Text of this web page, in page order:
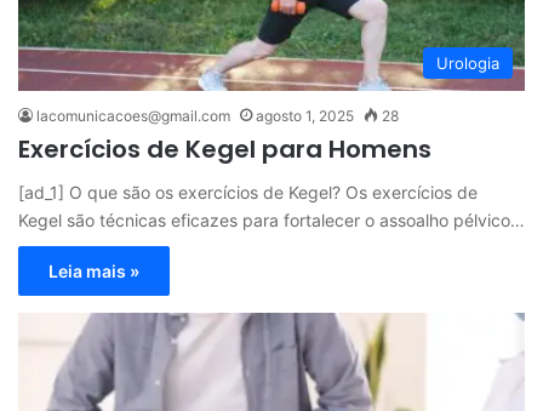
Urologia
lacomunicacoes@gmail.com agosto 1, 2025 28
Exercícios de Kegel para Homens
[ad_1] O que são os exercícios de Kegel? Os exercícios de
Kegel são técnicas eficazes para fortalecer o assoalho pélvico…
Leia mais »